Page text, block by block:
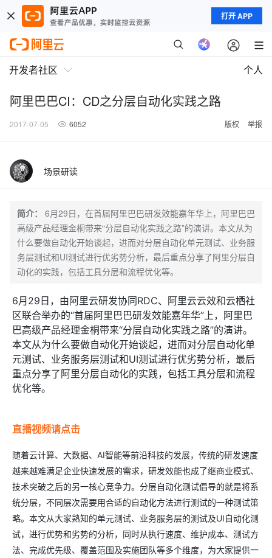
打开 APP
开发者社区 个人
阿里巴巴CI：CD之分层自动化实践之路
2017-07-05 6052 版权 举报
场景研读
简介：
6月29日，在首届阿里巴巴研发效能嘉年华上，阿里巴巴
高级产品经理金桐带来“分层自动化实践之路”的演讲。本文从为
什么要做自动化开始谈起，进而对分层自动化单元测试、业务服
务层测试和UI测试进行优劣势分析，最后重点分享了阿里分层自
动化的实践，包括工具分层和流程优化等。
6月29日，由阿里云研发协同RDC、阿里云云效和云栖社
区联合举办的“首届阿里巴巴研发效能嘉年华”上，阿里巴
巴高级产品经理金桐带来“分层自动化实践之路”的演讲。
本文从为什么要做自动化开始谈起，进而对分层自动化单
元测试、业务服务层测试和UI测试进行优劣势分析，最后
重点分享了阿里分层自动化的实践，包括工具分层和流程
优化等。
直播视频请点击
随着云计算、大数据、AI智能等前沿科技的发展，传统的研发速度
越来越难满足企业快速发展的需求，研发效能也成了继商业模式、
技术突破之后的另一核心竞争力。分层自动化测试倡导的就是将系
统分层，不同层次需要用合适的自动化方法进行测试的一种测试策
略。本文从大家熟知的单元测试、业务服务层的测试及UI自动化测
试，进行优势和劣势的分析，同时从执行速度、维护成本、测试方
法、完成优先级、覆盖范围及实施团队等多个维度，为大家提供一